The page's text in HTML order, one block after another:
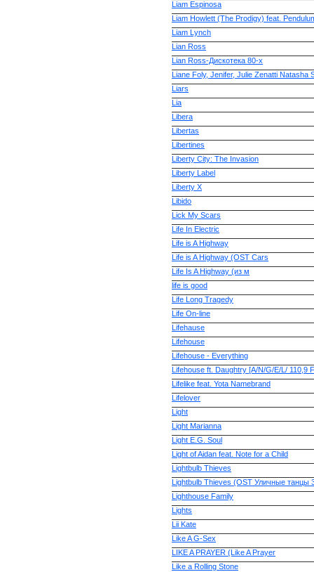
Liam Espinosa
Liam Howlett (The Prodigy) feat.
Liam Lynch
Lian Ross
Lian Ross-Дискотека 80-х
Liane Foly, Jenifer, Julie Zenatti Natasha
Liars
Lia­
Libera
Libertas
Libertines
Liberty City: The Invasion
Liberty Label
Liberty X
Libido
Lick My Scars
Life In Electric
Life is A Highway
Life is A Highway (OST Cars
Life Is A Highway (из м
life is good
Life Long Tragedy
Life On-line
Lifehause
Lifehouse
Lifehouse - Everything
Lifehouse ft. Daughtry [A/N/G/E/L/ 110,9
Lifelike feat. Yota Namebrand
Lifelover
Light
Light Marianna
Light E.G. Soul
Light of Aidan feat. Note for a Child
Lightbulb Thieves
Lightbulb Thieves (OST Уличные танцы
Lighthouse Family
Lights
Lii Kate
Like A G-Sex
LIKE A PRAYER (Like A Prayer
Like a Rolling Stone